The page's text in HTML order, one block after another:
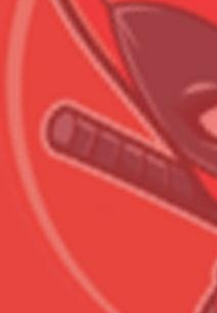
Всего товара в корзине
Сумма к оплате (без